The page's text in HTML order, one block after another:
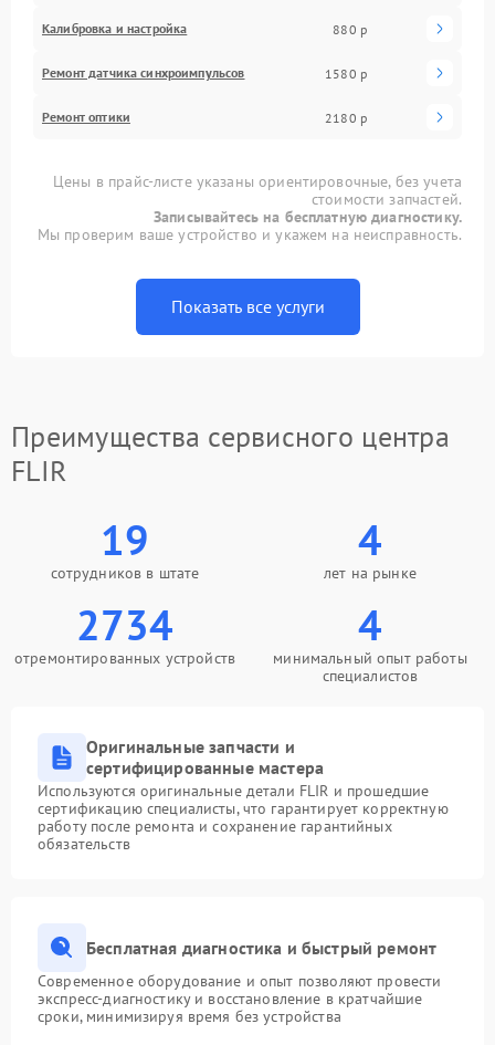
Калибровка и настройка 880 р
Ремонт датчика синхроимпульсов 1580 р
Ремонт оптики 2180 р
Цены в прайс-листе указаны ориентировочные, без учета
стоимости запчастей.
Записывайтесь на бесплатную диагностику.
Мы проверим ваше устройство и укажем на неисправность.
Показать все услуги
Преимущества сервисного центра
FLIR
19
сотрудников в штате
4
лет на рынке
2734
отремонтированных устройств
4
минимальный опыт работы
специалистов
Оригинальные запчасти и
сертифицированные мастера
Используются оригинальные детали FLIR и прошедшие
сертификацию специалисты, что гарантирует корректную
работу после ремонта и сохранение гарантийных
обязательств
Бесплатная диагностика и быстрый ремонт
Современное оборудование и опыт позволяют провести
экспресс-диагностику и восстановление в кратчайшие
сроки, минимизируя время без устройства